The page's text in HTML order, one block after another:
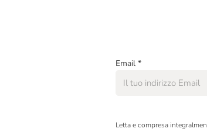
Fabbrica Del Panforte
Ferrari
Email *
Letta e compresa